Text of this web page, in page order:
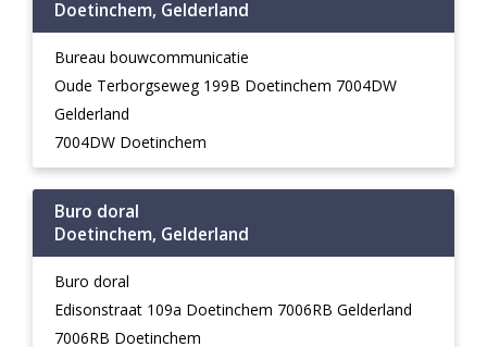
Doetinchem, Gelderland
Bureau bouwcommunicatie
Oude Terborgseweg 199B Doetinchem 7004DW
Gelderland
7004DW Doetinchem
Buro doral
Doetinchem, Gelderland
Buro doral
Edisonstraat 109a Doetinchem 7006RB Gelderland
7006RB Doetinchem